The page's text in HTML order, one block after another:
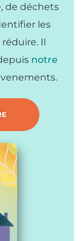
de déchets
les
Il
notre